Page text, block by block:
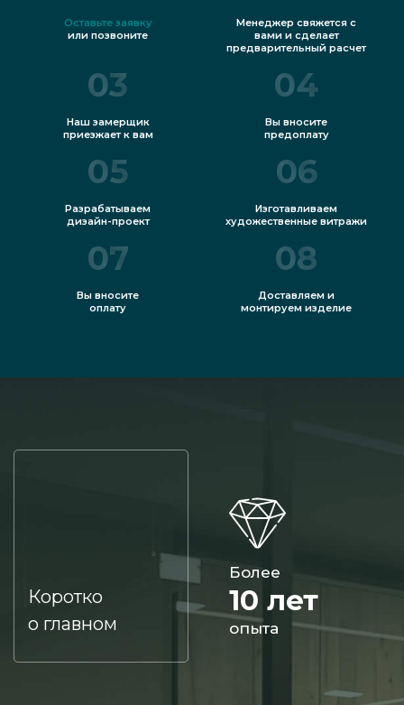
Оставьте заявку
или позвоните
Менеджер свяжется с
вами и сделает
предварительный расчет
03
Наш замерщик
приезжает к вам
04
Вы вносите
предоплату
05
Разрабатываем
дизайн-проект
06
Изготавливаем
художественные витражи
07
Вы вносите
оплату
08
Доставляем и
монтируем изделие
Коротко
о главном
Более
10 лет
опыта